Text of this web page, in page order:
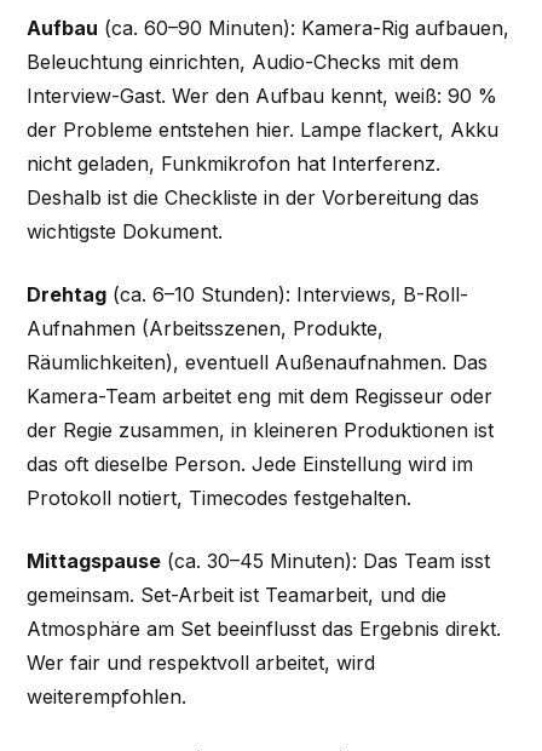
Aufbau (ca. 60–90 Minuten): Kamera-Rig aufbauen,
Beleuchtung einrichten, Audio-Checks mit dem
Interview-Gast. Wer den Aufbau kennt, weiß: 90 %
der Probleme entstehen hier. Lampe flackert, Akku
nicht geladen, Funkmikrofon hat Interferenz.
Deshalb ist die Checkliste in der Vorbereitung das
wichtigste Dokument.
Drehtag (ca. 6–10 Stunden): Interviews, B-Roll-
Aufnahmen (Arbeitsszenen, Produkte,
Räumlichkeiten), eventuell Außenaufnahmen. Das
Kamera-Team arbeitet eng mit dem Regisseur oder
der Regie zusammen, in kleineren Produktionen ist
das oft dieselbe Person. Jede Einstellung wird im
Protokoll notiert, Timecodes festgehalten.
Mittagspause (ca. 30–45 Minuten): Das Team isst
gemeinsam. Set-Arbeit ist Teamarbeit, und die
Atmosphäre am Set beeinflusst das Ergebnis direkt.
Wer fair und respektvoll arbeitet, wird
weiterempfohlen.